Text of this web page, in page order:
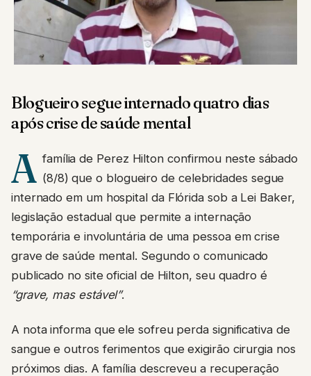
Blogueiro segue internado quatro dias
após crise de saúde mental
A família de Perez Hilton confirmou neste sábado
(8/8) que o blogueiro de celebridades segue
internado em um hospital da Flórida sob a Lei Baker,
legislação estadual que permite a internação
temporária e involuntária de uma pessoa em crise
grave de saúde mental. Segundo o comunicado
publicado no site oficial de Hilton, seu quadro é
“grave, mas estável”.
A nota informa que ele sofreu perda significativa de
sangue e outros ferimentos que exigirão cirurgia nos
próximos dias. A família descreveu a recuperação